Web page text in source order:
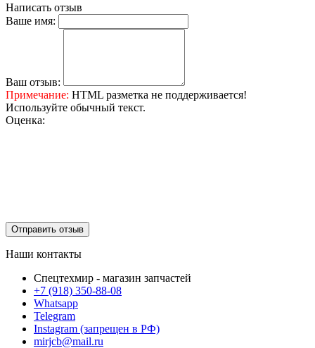
Написать отзыв
Ваше имя:
Ваш отзыв:
Примечание: HTML разметка не поддерживается!
Используйте обычный текст.
Оценка:
Отправить отзыв
Наши контакты
Спецтехмир - магазин запчастей
+7 (918) 350-88-08
Whatsapp
Telegram
Instagram (запрещен в РФ)
mirjcb@mail.ru